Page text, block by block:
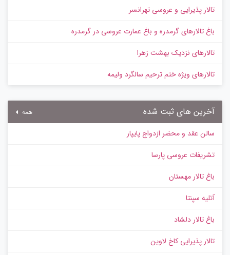
تالار پذیرایی و عروسی تهرانسر
باغ تالارهای گرمدره و باغ عمارت عروسی در گرمدره
تالارهای نزدیک بهشت زهرا
تالارهای ویژه ختم ترحیم سالگرد ولیمه
آخرین های ثبت شده همه
سالن عقد و محضر ازدواج پایپار
تشریفات عروسی پارسا
باغ تالار مهستان
آتلیه سپنتا
باغ تالار دلشاد
تالار پذیرایی کاخ لاوین